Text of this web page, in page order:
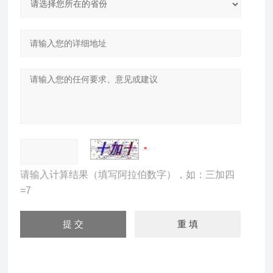
请输入计算结果（填写阿拉伯数字），如：三加四
=7